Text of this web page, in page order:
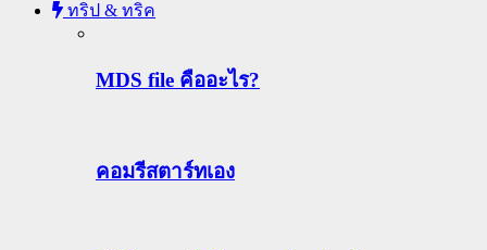
ทริป & ทริค
MDS file คืออะไร?
คอมรีสตาร์ทเอง